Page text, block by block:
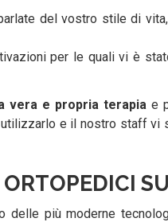
del vostro stile di
per le quali vi è
vera e propria terapia e
e il nostro staff vi
delle più moderne